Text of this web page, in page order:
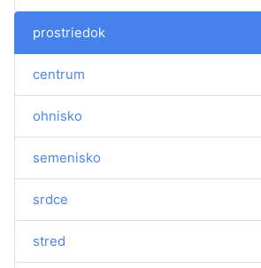
prostriedok
centrum
ohnisko
semenisko
srdce
stred